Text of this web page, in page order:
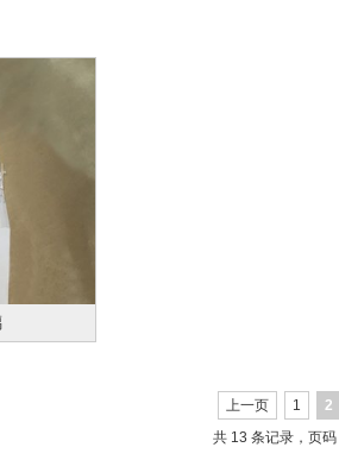
上一页 1
2
共 13 条记录，页